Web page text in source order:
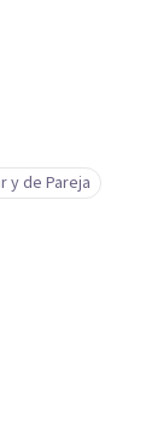
y de Pareja